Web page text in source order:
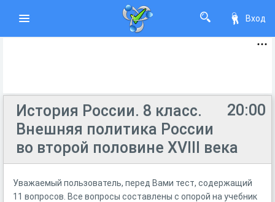
Вход
20:00
История России. 8 класс.
Внешняя политика России
во второй половине XVIII века
Уважаемый пользователь, перед Вами тест, содержащий
11 вопросов. Все вопросы составлены с опорой на учебник